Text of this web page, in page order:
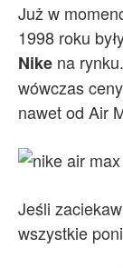
Już w
1998 roku
Nike na
wówczas
nawet od Air
Jeśli
wszystkie